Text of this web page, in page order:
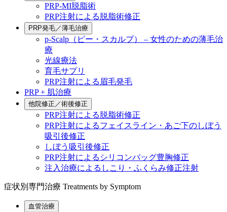
PRP-MI脱脂術
PRP注射による脱脂術修正
PRP発毛／薄毛治療
p-Scalp（ピー・スカルプ） – 女性のための薄毛治
療
光線療法
育毛サプリ
PRP注射による眉毛発毛
PRP + 肌治療
他院修正／術後修正
PRP注射による脱脂術修正
PRP注射によるフェイスライン・あご下のしぼう
吸引後修正
しぼう吸引後修正
PRP注射によるシリコンバッグ豊胸修正
注入治療によるしこり・ふくらみ修正注射
症状別専門治療 Treatments by Symptom
血管治療